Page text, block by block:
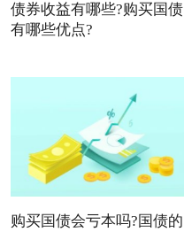
债券收益有哪些?购买国债
有哪些优点?
购买国债会亏本吗?国债的